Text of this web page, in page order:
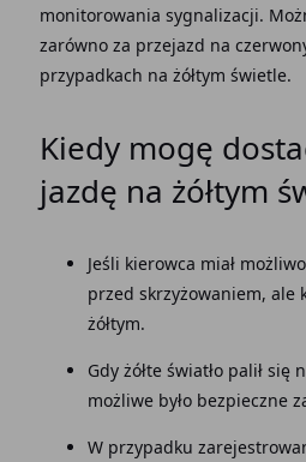
monitorowania sygnalizacji.
zarówno za przejazd na
przypadkach na żółtym świetle.
Kiedy mogę
jazdę na żółtym
Jeśli kierowca miał
przed skrzyżowaniem, ale
żółtym.
Gdy żółte światło palił się
możliwe było bezpieczne
W przypadku